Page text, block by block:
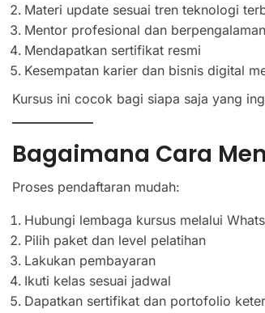
Materi update sesuai tren teknologi
Mentor profesional dan berpengalaman
Mendapatkan sertifikat resmi
Kesempatan karier dan bisnis digital
Kursus ini cocok bagi siapa saja yang
Bagaimana Cara
Proses pendaftaran mudah:
Hubungi lembaga kursus melalui
Pilih paket dan level pelatihan
Lakukan pembayaran
Ikuti kelas sesuai jadwal
Dapatkan sertifikat dan portofolio